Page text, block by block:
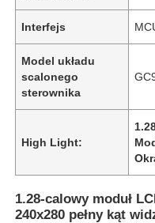
Interfejs
Model układu
scalonego
sterownika
High Light:
1.28-calowy moduł
240x280 pełny kąt